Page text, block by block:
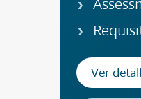
Ver